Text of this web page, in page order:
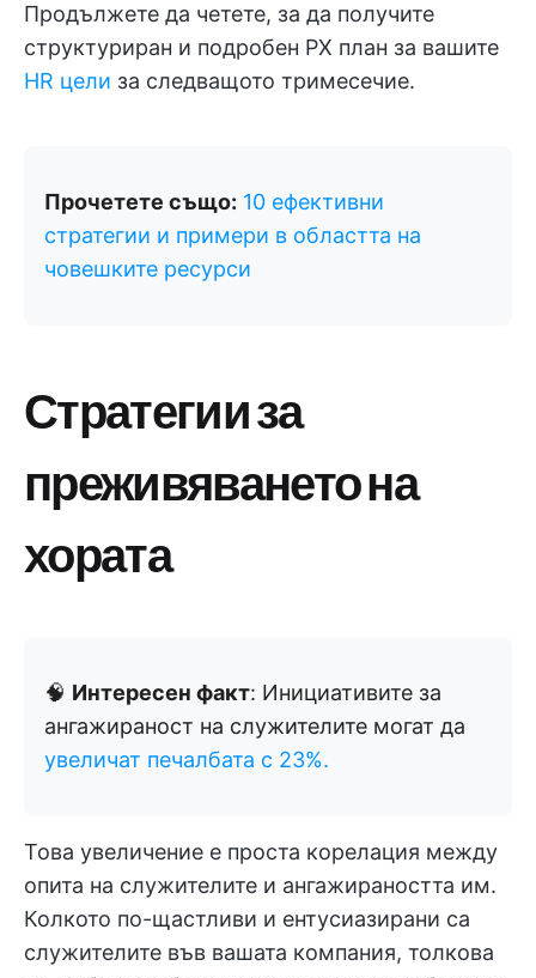
Продължете да четете, за да получите
структуриран и подробен PX план за вашите
HR цели за следващото тримесечие.
Прочетете също: 10 ефективни
стратегии и примери в областта на
човешките ресурси
Стратегии за
преживяването на
хората
🧠 Интересен факт: Инициативите за
ангажираност на служителите могат да
увеличат печалбата с 23%.
Това увеличение е проста корелация между
опита на служителите и ангажираността им.
Колкото по-щастливи и ентусиазирани са
служителите във вашата компания, толкова